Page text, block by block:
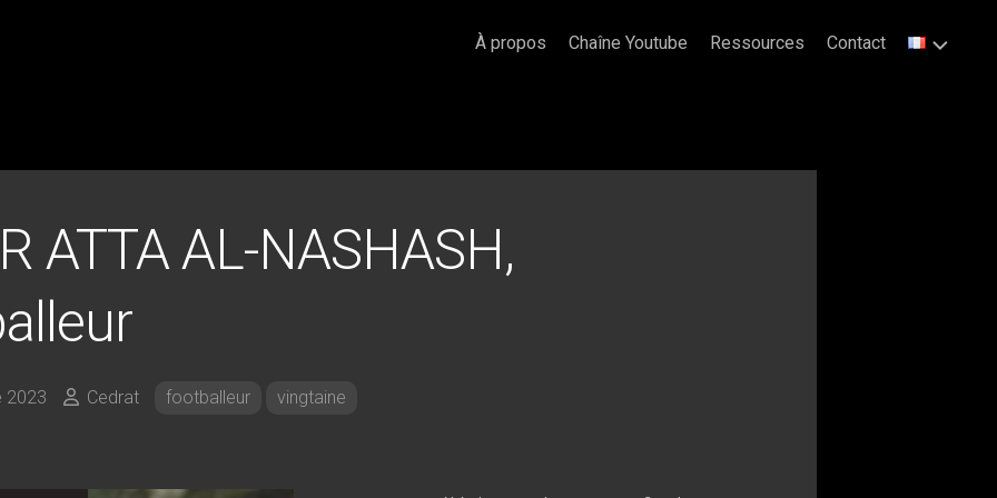
À propos Chaîne Youtube Ressources Contact
ATTA AL-NASHASH,
2023 Cedrat footballeur vingtaine